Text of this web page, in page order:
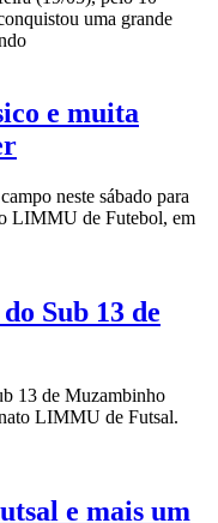
uma grande
e muita
neste sábado para
LIMMU de Futebol, em
Sub 13 de
13 de Muzambinho
LIMMU de Futsal.
e mais um